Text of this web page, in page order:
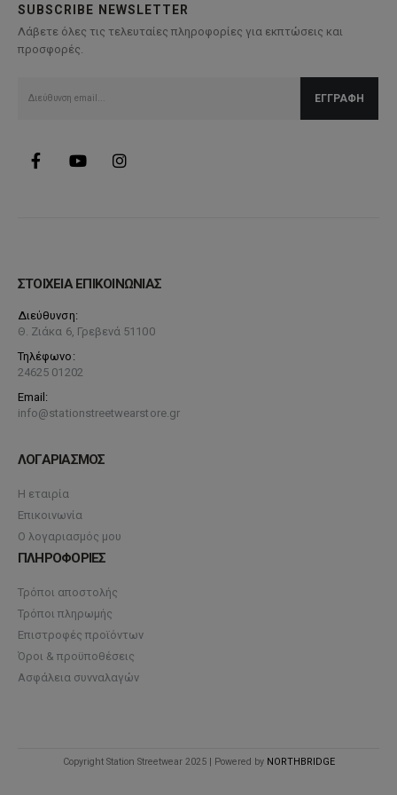
να
SUBSCRIBE NEWSLETTER
Λάβετε όλες τις τελευταίες πληροφορίες για εκπτώσεις και
προσφορές.
ΣΤΟΙΧΕΙΑ ΕΠΙΚΟΙΝΩΝΙΑΣ
Διεύθυνση:
Θ. Ζιάκα 6, Γρεβενά 51100
Τηλέφωνο:
24625 01202
Email:
info@stationstreetwearstore.gr
ΛΟΓΑΡΙΑΣΜΟΣ
Η εταιρία
Επικοινωνία
Ο λογαριασμός μου
ΠΛΗΡΟΦΟΡΙΕΣ
Τρόποι αποστολής
Τρόποι πληρωμής
Επιστροφές προϊόντων
Όροι & προϋποθέσεις
Ασφάλεια συνναλαγών
Copyright Station Streetwear 2025 | Powered by NORTHBRIDGE